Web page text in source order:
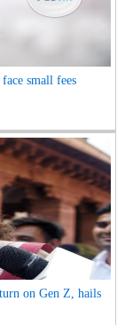
small fees
on Gen Z, hails